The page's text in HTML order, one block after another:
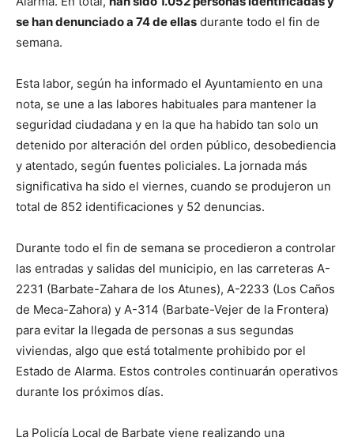
se han denunciado a 74 de ellas durante todo el fin de
semana.
Esta labor, según ha informado el Ayuntamiento en una
nota, se une a las labores habituales para mantener la
seguridad ciudadana y en la que ha habido tan solo un
detenido por alteración del orden público, desobediencia
y atentado, según fuentes policiales. La jornada más
significativa ha sido el viernes, cuando se produjeron un
total de 852 identificaciones y 52 denuncias.
Durante todo el fin de semana se procedieron a controlar
las entradas y salidas del municipio, en las carreteras A-
2231 (Barbate-Zahara de los Atunes), A-2233 (Los Caños
de Meca-Zahora) y A-314 (Barbate-Vejer de la Frontera)
para evitar la llegada de personas a sus segundas
viviendas, algo que está totalmente prohibido por el
Estado de Alarma. Estos controles continuarán operativos
durante los próximos días.
La Policía Local de Barbate viene realizando una